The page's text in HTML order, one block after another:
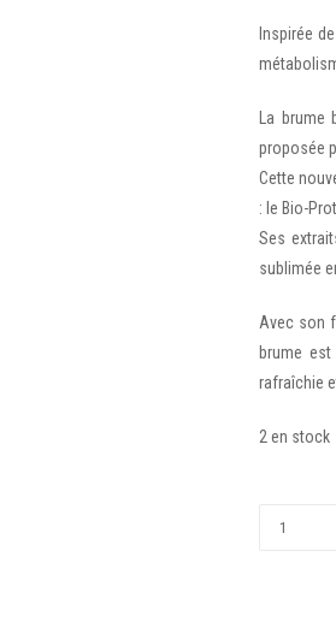
Inspirée
La brume
proposée
Cette
: le Bio-
Ses
sublimée
Avec son
brume
rafraîchie
2 en stock